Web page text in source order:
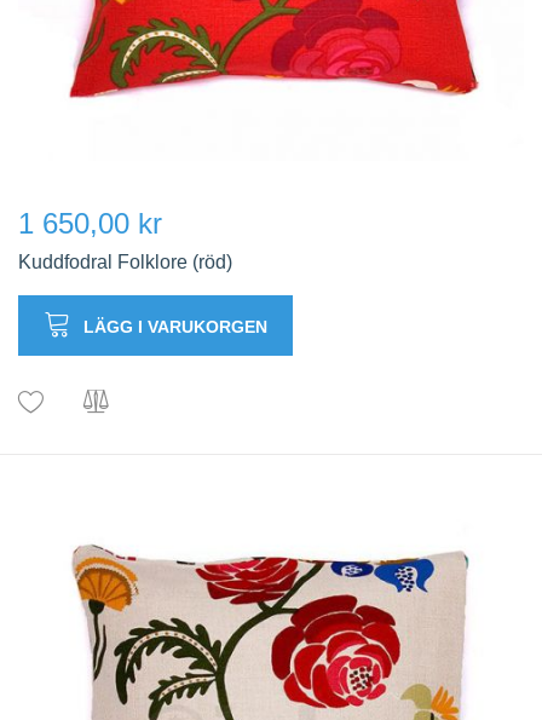
1 650,00 kr
Kuddfodral Folklore (röd)
LÄGG I VARUKORGEN